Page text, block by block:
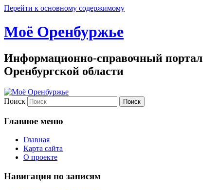
Перейти к основному содержимому
Моё Оренбуржье
Информационно-справочный портал
Оренбургской области
Поиск
Главное меню
Главная
Карта сайта
О проекте
Навигация по записям